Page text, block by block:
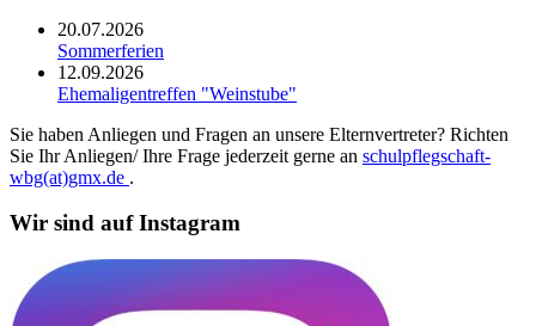
20.07.2026
Sommerferien
12.09.2026
Ehemaligentreffen "Weinstube"
Sie haben Anliegen und Fragen an unsere Elternvertreter? Richten
Sie Ihr Anliegen/ Ihre Frage jederzeit gerne an schulpflegschaft-
wbg(at)gmx.de .
Wir sind auf Instagram